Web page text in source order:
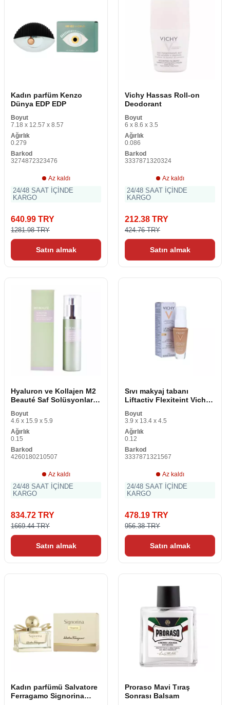
Kadın parfüm Kenzo
Dünya EDP EDP
Boyut
7.18 x 12.57 x 8.57
Ağırlık
0.279
Barkod
3274872323476
Az kaldı
24/48 SAAT İÇİNDE
KARGO
640.99 TRY
1281.98 TRY
Satın almak
Vichy Hassas Roll-on
Deodorant
Boyut
6 x 8.6 x 3.5
Ağırlık
0.086
Barkod
3337871320324
Az kaldı
24/48 SAAT İÇİNDE
KARGO
212.38 TRY
424.76 TRY
Satın almak
Hyaluron ve Kollajen M2
Beauté Saf Solüsyonlar
Nemlendirici Yaşlanma
Boyut
4.6 x 15.9 x 5.9
Ağırlık
0.15
Barkod
4260180210507
Az kaldı
24/48 SAAT İÇİNDE
KARGO
834.72 TRY
1669.44 TRY
Satın almak
Sıvı makyaj tabanı
Liftactiv Flexiteint Vichy
ml
Boyut
3.9 x 13.4 x 4.5
Ağırlık
0.12
Barkod
3337871321567
Az kaldı
24/48 SAAT İÇİNDE
KARGO
478.19 TRY
956.38 TRY
Satın almak
Kadın parfümü Salvatore
Ferragamo Signorina
Proraso Mavi Tıraş
Sonrası Balsam